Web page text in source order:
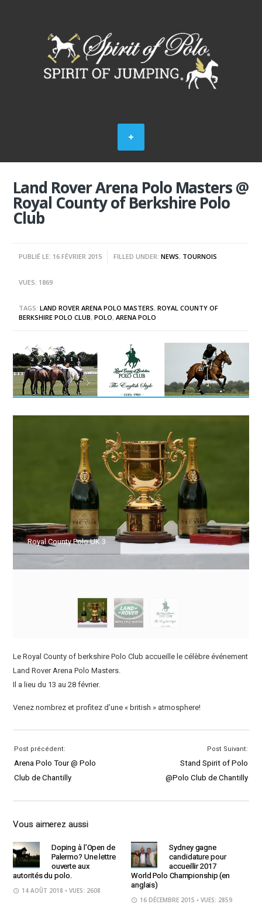
Land Rover Arena Polo Masters @
Royal County of Berkshire Polo
Club
PUBLIÉ LE: 16 FÉVRIER 2015 FILLED UNDER:NEWS, TOURNOIS
VUES: 1869
TAGS:LAND ROVER ARENA POLO MASTERS,ROYAL COUNTY OF
BERKSHIRE POLO CLUB,POLO,ARENA POLO
Royal County Polo UK 3
Le Royal County of berkshire Polo Club accueille le célèbre événement
Land Rover Arena Polo Masters.
Il a lieu du 13 au 28 février.
Venez nombrez et profitez d’une « british » atmosphere!
Post précédent:
Arena Polo Tour @ Polo
Club de Chantilly
Post Suivant:
Stand Spirit of Polo
@Polo Club de Chantilly
Vous aimerez aussi
Doping à l’Open de
Palermo? Une lettre
ouverte aux
autorités du polo.
14 AOÛT 2018 • VUES: 2608
Sydney gagne
candidature pour
accueillir 2017
World Polo Championship (en
anglais)
16 DÉCEMBRE 2015 • VUES: 2859